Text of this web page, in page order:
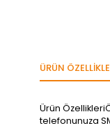
ÜRÜN
Ürün
telefonunuza